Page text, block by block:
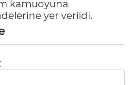
kamuoyuna
yer verildi.